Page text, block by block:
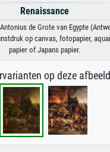
Renaissance
de Grote van Egypte
op canvas, fotopapier,
papier of Japans papier.
op deze